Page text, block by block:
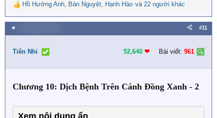
R
e
a
c
i
n
:
Hồ Hướng Anh, Bán Nguyệt, Hạnh Hảo và 22 người khác
★ #11
Tiên Nhi 52,640 ❤︎ Bài viết: 961
Chương 10: Dịch Bệnh Trên Cánh Đồng Xanh - 2
Xem nội dung ẩn